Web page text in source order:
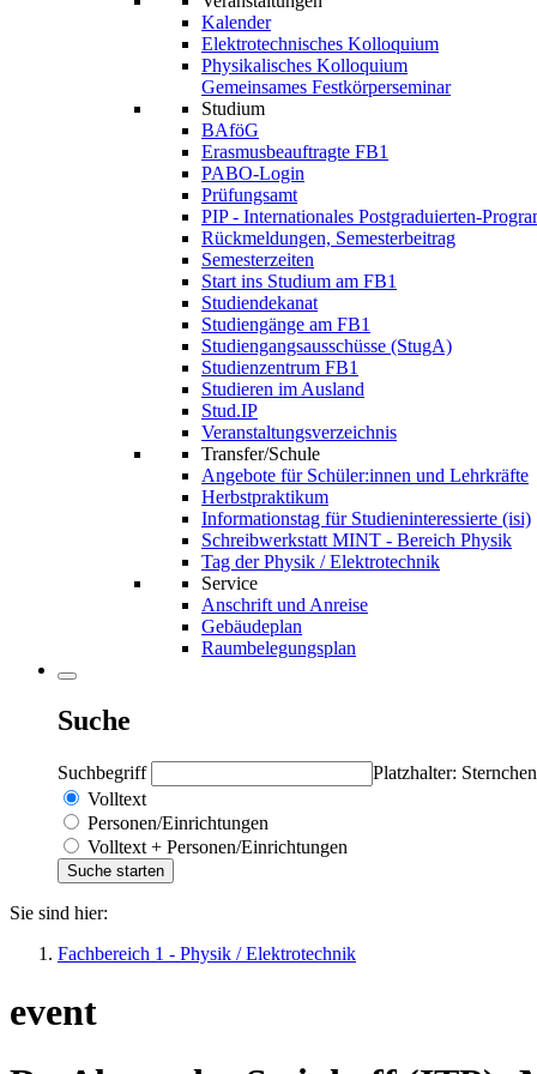
Kalender
Elektrotechnisches Kolloquium
Physikalisches Kolloquium
Gemeinsames Festkörperseminar
Studium
BAföG
Erasmusbeauftragte FB1
PABO-Login
Prüfungsamt
PIP - Internationales Postgraduierten-
Rückmeldungen, Semesterbeitrag
Semesterzeiten
Start ins Studium am FB1
Studiendekanat
Studiengänge am FB1
Studiengangsausschüsse (StugA)
Studienzentrum FB1
Studieren im Ausland
Stud.IP
Veranstaltungsverzeichnis
Transfer/Schule
Angebote für Schüler:innen und Lehrkräfte
Herbstpraktikum
Informationstag für Studieninteressierte (isi)
Schreibwerkstatt MINT - Bereich Physik
Tag der Physik / Elektrotechnik
Service
Anschrift und Anreise
Gebäudeplan
Raumbelegungsplan
Suche
Suchbegriff
Platzhalter:
Volltext
Personen/Einrichtungen
Volltext + Personen/Einrichtungen
Sie sind hier:
Fachbereich 1 - Physik / Elektrotechnik
event